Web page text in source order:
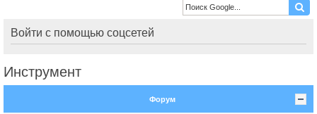
и
к
Войти с помощью соцсетей
Инструмент
Форум